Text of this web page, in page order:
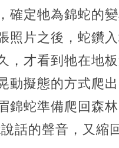
確定牠為錦蛇的變
照片之後，蛇鑽
，才看到牠在地板
動擬態的方式爬
錦蛇準備爬回森
話的聲音，又縮